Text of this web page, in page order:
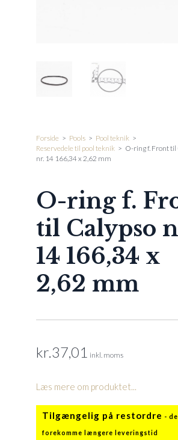
Forside > Pools > Pool teknik >
Reservedele til pool teknik > O-ring f. Front til
nr. 14 166,34 x 2,62 mm
O-ring f.
til Calypso
14 166,34 x
2,62 mm
kr. 37,01 inkl. moms
Læs mere om produktet...
Tilgængelig på restordre